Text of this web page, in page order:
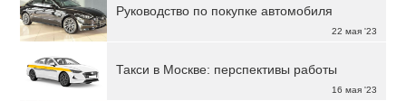
22 мая '23
Руководство по покупке автомобиля
16 мая '23
Такси в Москве: перспективы работы